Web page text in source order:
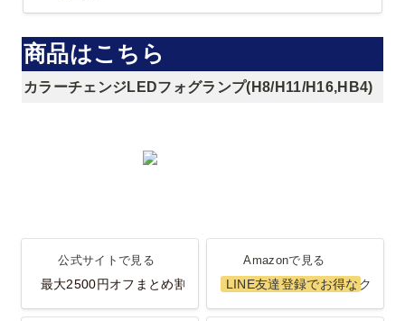
商品はこちら
カラーチェンジLEDフォグランプ(H8/H11/H16,HB4)
公式サイトで見る
公式サイトで見る
最大2500円オフまとめ割
Amazonで見る
Amazonで見る
LINE友達登録でお得なクーポ